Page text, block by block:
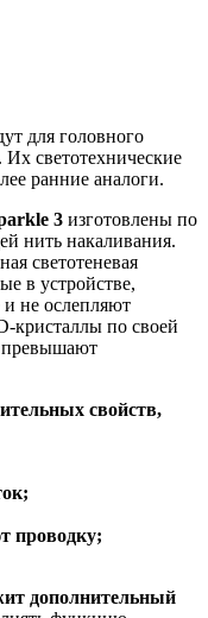
для головного
светотехнические
ранние аналоги.
3 изготовлены по
нить накаливания.
светотеневая
в устройстве,
не ослепляют
кристаллы по своей
превышают
свойств,
проводку;
дополнительный